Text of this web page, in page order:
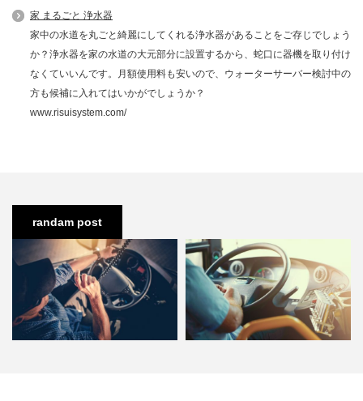
家 まるごと 浄水器
家中の水道を丸ごと綺麗にしてくれる浄水器があることをご存じでしょう
か？浄水器を家の水道の大元部分に設置するから、蛇口に器機を取り付け
なくていいんです。月額使用料も安いので、ウォーターサーバー検討中の
方も候補に入れてはいかがでしょうか？
www.risuisystem.com/
randam post